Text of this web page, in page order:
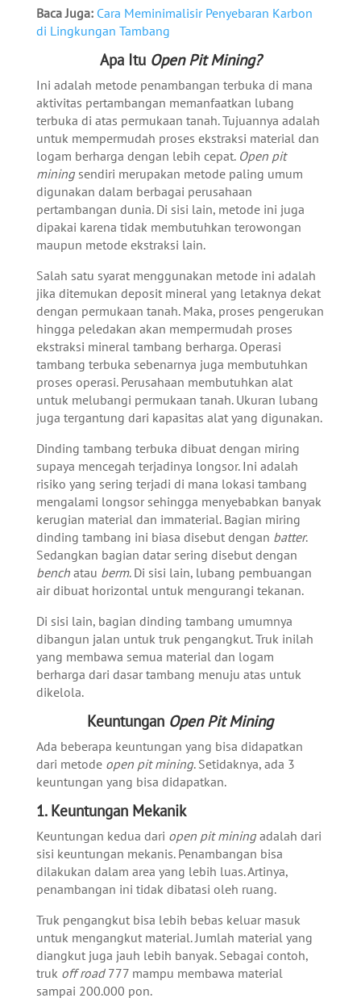
Baca Juga: Cara Meminimalisir Penyebaran Karbon
di Lingkungan Tambang
Apa Itu Open Pit Mining?
Ini adalah metode penambangan terbuka di mana
aktivitas pertambangan memanfaatkan lubang
terbuka di atas permukaan tanah. Tujuannya adalah
untuk mempermudah proses ekstraksi material dan
logam berharga dengan lebih cepat. Open pit
miningsendiri merupakan metode paling umum
digunakan dalam berbagai perusahaan
pertambangan dunia. Di sisi lain, metode ini juga
dipakai karena tidak membutuhkan terowongan
maupun metode ekstraksi lain.
Salah satu syarat menggunakan metode ini adalah
jika ditemukan deposit mineral yang letaknya dekat
dengan permukaan tanah. Maka, proses pengerukan
hingga peledakan akan mempermudah proses
ekstraksi mineral tambang berharga. Operasi
tambang terbuka sebenarnya juga membutuhkan
proses operasi. Perusahaan membutuhkan alat
untuk melubangi permukaan tanah. Ukuran lubang
juga tergantung dari kapasitas alat yang digunakan.
Dinding tambang terbuka dibuat dengan miring
supaya mencegah terjadinya longsor. Ini adalah
risiko yang sering terjadi di mana lokasi tambang
mengalami longsor sehingga menyebabkan banyak
kerugian material dan immaterial. Bagian miring
dinding tambang ini biasa disebut dengan batter.
Sedangkan bagian datar sering disebut dengan
benchatau berm. Di sisi lain, lubang pembuangan
air dibuat horizontal untuk mengurangi tekanan.
Di sisi lain, bagian dinding tambang umumnya
dibangun jalan untuk truk pengangkut. Truk inilah
yang membawa semua material dan logam
berharga dari dasar tambang menuju atas untuk
dikelola.
Keuntungan Open Pit Mining
Ada beberapa keuntungan yang bisa didapatkan
dari metode open pit mining. Setidaknya, ada 3
keuntungan yang bisa didapatkan.
1. Keuntungan Mekanik
Keuntungan kedua dari open pit miningadalah dari
sisi keuntungan mekanis. Penambangan bisa
dilakukan dalam area yang lebih luas. Artinya,
penambangan ini tidak dibatasi oleh ruang.
Truk pengangkut bisa lebih bebas keluar masuk
untuk mengangkut material. Jumlah material yang
diangkut juga jauh lebih banyak. Sebagai contoh,
truk off road777 mampu membawa material
sampai 200.000 pon.